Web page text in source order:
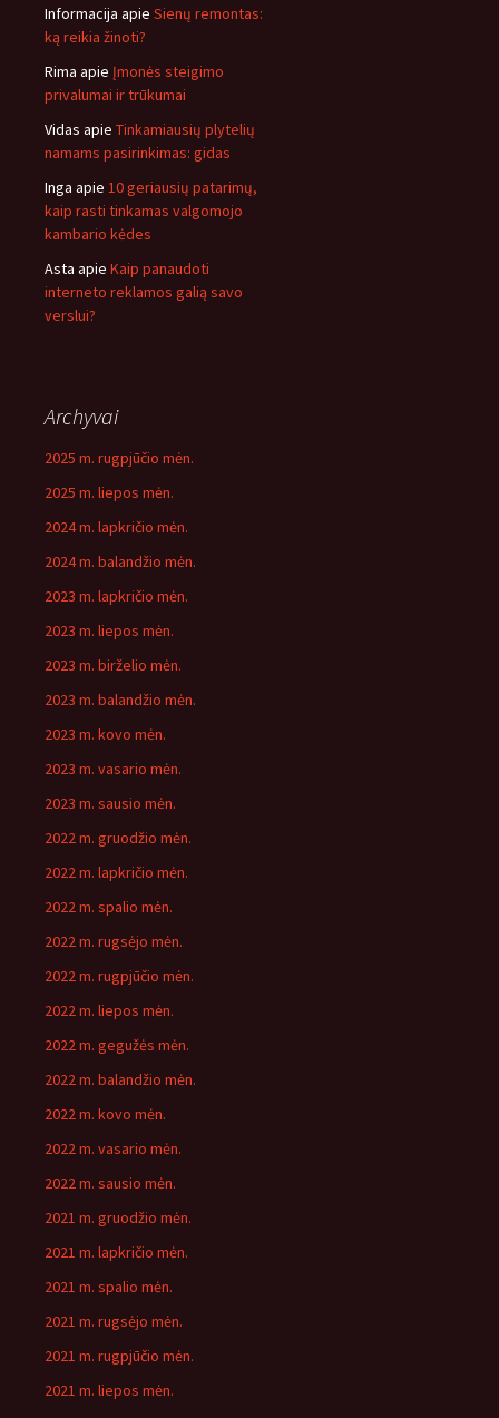
Informacija apie Sienų remontas:
ką reikia žinoti?
Rima apie Įmonės steigimo
privalumai ir trūkumai
Vidas apie Tinkamiausių plytelių
namams pasirinkimas: gidas
Inga apie 10 geriausių patarimų,
kaip rasti tinkamas valgomojo
kambario kėdes
Asta apie Kaip panaudoti
interneto reklamos galią savo
verslui?
Archyvai
2025 m. rugpjūčio mėn.
2025 m. liepos mėn.
2024 m. lapkričio mėn.
2024 m. balandžio mėn.
2023 m. lapkričio mėn.
2023 m. liepos mėn.
2023 m. birželio mėn.
2023 m. balandžio mėn.
2023 m. kovo mėn.
2023 m. vasario mėn.
2023 m. sausio mėn.
2022 m. gruodžio mėn.
2022 m. lapkričio mėn.
2022 m. spalio mėn.
2022 m. rugsėjo mėn.
2022 m. rugpjūčio mėn.
2022 m. liepos mėn.
2022 m. gegužės mėn.
2022 m. balandžio mėn.
2022 m. kovo mėn.
2022 m. vasario mėn.
2022 m. sausio mėn.
2021 m. gruodžio mėn.
2021 m. lapkričio mėn.
2021 m. spalio mėn.
2021 m. rugsėjo mėn.
2021 m. rugpjūčio mėn.
2021 m. liepos mėn.